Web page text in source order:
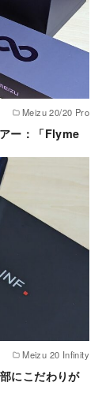
Meizu 20/20 Pro
ー：「Flyme
Meizu 20 Infinity
にこだわりが